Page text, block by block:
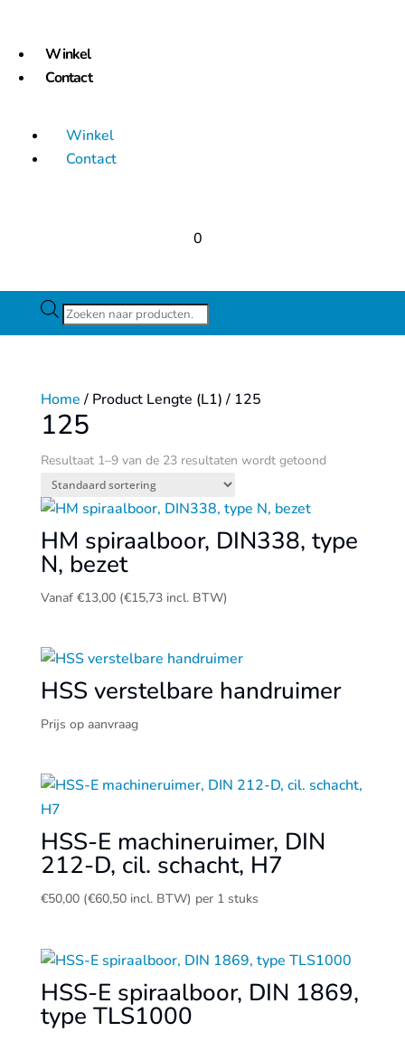
Winkel
Contact
Winkel
Contact
0
Producten
zoeken
Home/ Product Lengte (L1) / 125
125
Resultaat 1–9 van de 23 resultaten wordt getoond
HM spiraalboor, DIN338, type
N, bezet
Vanaf €13,00 (€15,73incl. BTW)
HSS verstelbare handruimer
Prijs op aanvraag
HSS-E machineruimer, DIN
212-D, cil. schacht, H7
€50,00 (€60,50incl. BTW) per 1 stuks
HSS-E spiraalboor, DIN 1869,
type TLS1000